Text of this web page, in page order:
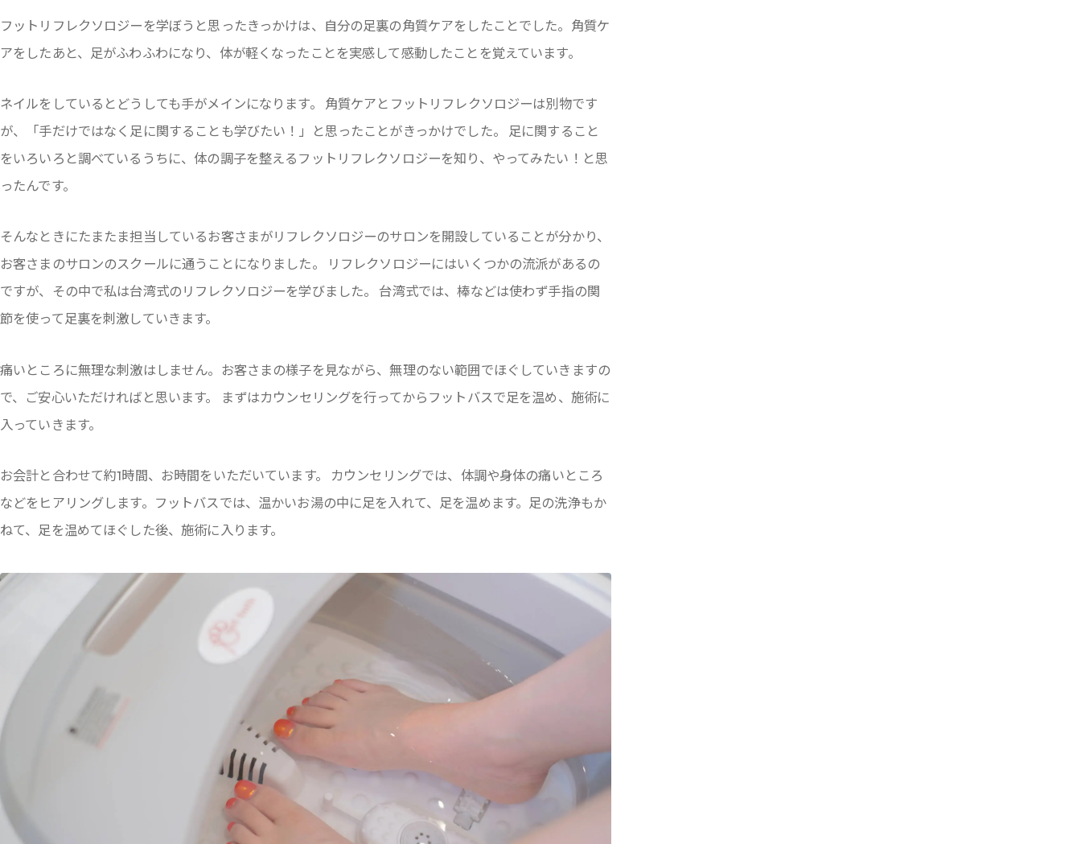
フットリフレクソロジーを学ぼうと思ったきっかけは、自分の足裏の角質ケアをしたことでした。角質ケ
アをしたあと、足がふわふわになり、体が軽くなったことを実感して感動したことを覚えています。
ネイルをしているとどうしても手がメインになります。 角質ケアとフットリフレクソロジーは別物です
が、「手だけではなく足に関することも学びたい！」と思ったことがきっかけでした。 足に関すること
をいろいろと調べているうちに、体の調子を整えるフットリフレクソロジーを知り、やってみたい！と思
ったんです。
そんなときにたまたま担当しているお客さまがリフレクソロジーのサロンを開設していることが分かり、
お客さまのサロンのスクールに通うことになりました。 リフレクソロジーにはいくつかの流派があるの
ですが、その中で私は台湾式のリフレクソロジーを学びました。 台湾式では、棒などは使わず手指の関
節を使って足裏を刺激していきます。
痛いところに無理な刺激はしません。お客さまの様子を見ながら、無理のない範囲でほぐしていきますの
で、ご安心いただければと思います。 まずはカウンセリングを行ってからフットバスで足を温め、施術に
入っていきます。
お会計と合わせて約1時間、お時間をいただいています。 カウンセリングでは、体調や身体の痛いところ
などをヒアリングします。フットバスでは、温かいお湯の中に足を入れて、足を温めます。足の洗浄もか
ねて、足を温めてほぐした後、施術に入ります。